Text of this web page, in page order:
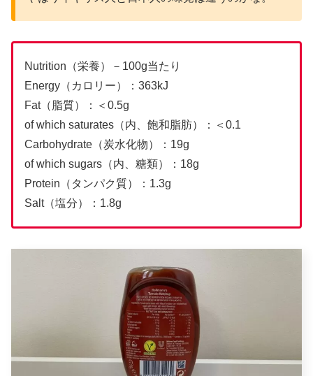
Nutrition（栄養）－100g当たり
Energy（カロリー）：363kJ
Fat（脂質）：＜0.5g
of which saturates（内、飽和脂肪）：＜0.1
Carbohydrate（炭水化物）：19g
of which sugars（内、糖類）：18g
Protein（タンパク質）：1.3g
Salt（塩分）：1.8g